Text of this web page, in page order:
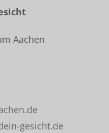
Aachen
gesicht.de